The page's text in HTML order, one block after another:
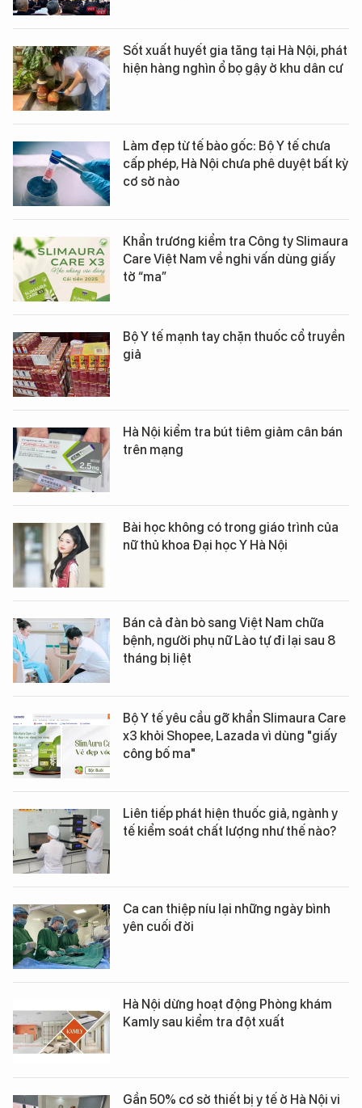
Sốt xuất huyết gia tăng tại Hà Nội, phát
hiện hàng nghìn ổ bọ gậy ở khu dân cư
Làm đẹp từ tế bào gốc: Bộ Y tế chưa
cấp phép, Hà Nội chưa phê duyệt bất kỳ
cơ sở nào
Khẩn trương kiểm tra Công ty Slimaura
Care Việt Nam về nghi vấn dùng giấy
tờ “ma”
Bộ Y tế mạnh tay chặn thuốc cổ truyền
giả
Hà Nội kiểm tra bút tiêm giảm cân bán
trên mạng
Bài học không có trong giáo trình của
nữ thủ khoa Đại học Y Hà Nội
Bán cả đàn bò sang Việt Nam chữa
bệnh, người phụ nữ Lào tự đi lại sau 8
tháng bị liệt
Bộ Y tế yêu cầu gỡ khẩn Slimaura Care
x3 khỏi Shopee, Lazada vì dùng "giấy
công bố ma"
Liên tiếp phát hiện thuốc giả, ngành y
tế kiểm soát chất lượng như thế nào?
Ca can thiệp níu lại những ngày bình
yên cuối đời
Hà Nội dừng hoạt động Phòng khám
Kamly sau kiểm tra đột xuất
Gần 50% cơ sở thiết bị y tế ở Hà Nội vi